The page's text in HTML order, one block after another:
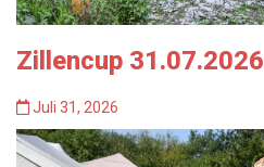
Zillencup 31.07.2026
Juli 31, 2026